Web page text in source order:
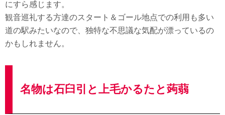
にすら感じます。
観音巡礼する方達のスタート＆ゴール地点での利用も多い
道の駅みたいなので、独特な不思議な気配が漂っているの
かもしれません。
名物は石臼引と上毛かるたと蒟蒻